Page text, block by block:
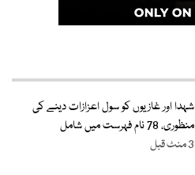
شہدا اور غازیوں کو سول اعزازات دینے کی
منظوری، 78 نام فہرست میں شامل
3 منٹ قبل